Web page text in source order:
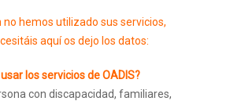
no hemos utilizado sus servicios,
aquí os dejo los datos:
los servicios de OADIS?
con discapacidad, familiares,